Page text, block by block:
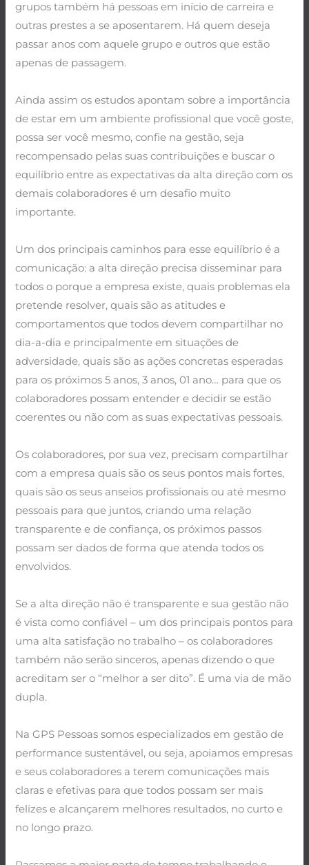
grupos também há pessoas em início de carreira e
outras prestes a se aposentarem. Há quem deseja
passar anos com aquele grupo e outros que estão
apenas de passagem.
Ainda assim os estudos apontam sobre a importância
de estar em um ambiente profissional que você goste,
possa ser você mesmo, confie na gestão, seja
recompensado pelas suas contribuições e buscar o
equilíbrio entre as expectativas da alta direção com os
demais colaboradores é um desafio muito
importante.
Um dos principais caminhos para esse equilíbrio é a
comunicação: a alta direção precisa disseminar para
todos o porque a empresa existe, quais problemas ela
pretende resolver, quais são as atitudes e
comportamentos que todos devem compartilhar no
dia-a-dia e principalmente em situações de
adversidade, quais são as ações concretas esperadas
para os próximos 5 anos, 3 anos, 01 ano… para que os
colaboradores possam entender e decidir se estão
coerentes ou não com as suas expectativas pessoais.
Os colaboradores, por sua vez, precisam compartilhar
com a empresa quais são os seus pontos mais fortes,
quais são os seus anseios profissionais ou até mesmo
pessoais para que juntos, criando uma relação
transparente e de confiança, os próximos passos
possam ser dados de forma que atenda todos os
envolvidos.
Se a alta direção não é transparente e sua gestão não
é vista como confiável – um dos principais pontos para
uma alta satisfação no trabalho – os colaboradores
também não serão sinceros, apenas dizendo o que
acreditam ser o “melhor a ser dito”. É uma via de mão
dupla.
Na GPS Pessoas somos especializados em gestão de
performance sustentável, ou seja, apoiamos empresas
e seus colaboradores a terem comunicações mais
claras e efetivas para que todos possam ser mais
felizes e alcançarem melhores resultados, no curto e
no longo prazo.